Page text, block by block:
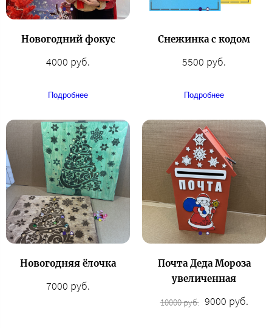
Новогодний фокус
4000 руб.
Подробнее
Снежинка с кодом
5500 руб.
Подробнее
Новогодняя ёлочка
7000 руб.
Почта Деда Мороза
увеличенная
10000 руб. 9000 руб.